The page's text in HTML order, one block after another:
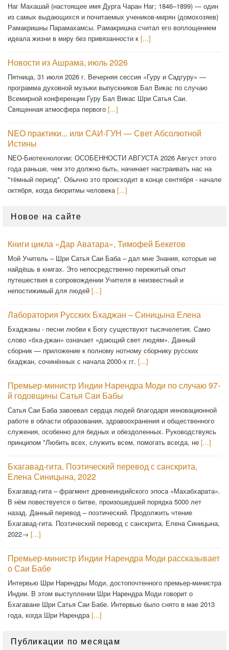
Наг Махашай (настоящее имя Дурга Чаран Наг; 1846–1899) — один
из самых выдающихся и почитаемых учеников-мирян (домохозяев)
Рамакришны Парамахамсы. Рамакришна считал его воплощением
идеала жизни в миру без привязанности к [...]
Новости из Ашрама, июль 2026
Пятница, 31 июля 2026 г. Вечерняя сессия «Гуру и Садгуру» —
программа духовной музыки выпускников Бал Викас по случаю
Всемирной конференции Гуру Бал Викас Шри Сатья Саи.
Священная атмосфера первого [...]
NEO практики... или САИ-ГУН — Свет Абсолютной
Истины
NEO-Биотехнологии: ОСОБЕННОСТИ АВГУСТА 2026 Август этого
года раньше, чем это должно быть, начинает настраивать нас на
"тёмный период". Обычно это происходит в конце сентября - начале
октября, когда биоритмы человека [...]
Новое на сайте
Книги цикла «Дар Аватара», Тимофей Бекетов
Мой Учитель – Шри Сатья Саи Баба – дал мне Знания, которые не
найдёшь в книгах. Это непосредственно пережитый опыт
путешествия в сопровождении Учителя в неизвестный и
непостижимый для людей [...]
Лаборатория Русских Бхаджан – Синицына Елена
Бхаджаны - песни любви к Богу существуют тысячелетия. Само
слово «бха-джан» означает «дающий свет людям». Данный
сборник — приложение к полному нотному сборнику русских
бхаджан, сочинённых с начала 2000-х гг. [...]
Премьер-министр Индии Нарендра Моди по случаю 97-
й годовщины Сатья Саи Бабы
Сатья Саи Баба завоевал сердца людей благодаря инновационной
работе в области образования, здравоохранения и общественного
служения, особенно для бедных и обездоленных. Руководствуясь
принципом "Любить всех, служить всем, помогать всегда, не [...]
Бхагавад-гита. Поэтический перевод с санскрита,
Елена Синицына, 2022
Бхагавад-гита – фрагмент древнеиндийского эпоса «Махабхарата».
В нём повествуется о битве, произошедшей порядка 5000 лет
назад. Данный перевод – поэтический. Продолжить чтение
Бхагавад-гита. Поэтический перевод с санскрита, Елена Синицына,
2022→ [...]
Премьер-министр Индии Нарендра Моди рассказывает
о Саи Бабе
Интервью Шри Нарендры Моди, достопочтенного премьер-министра
Индии. В этом выступлении Шри Нарендра Моди говорит о
Бхагаване Шри Сатья Саи Бабе. Интервью было снято в мае 2013
года, когда Шри Нарендра [...]
Публикации по месяцам